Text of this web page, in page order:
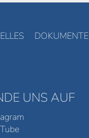
DOKUMENTE
UNS AUF